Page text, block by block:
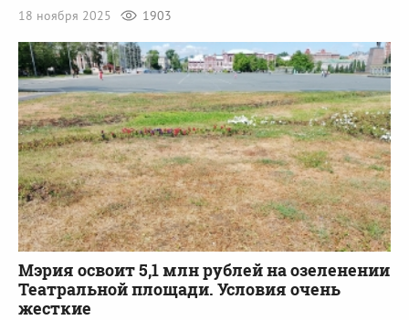
18 ноября 2025
1903
Мэрия освоит 5,1 млн рублей на озеленении
Театральной площади. Условия очень
жесткие